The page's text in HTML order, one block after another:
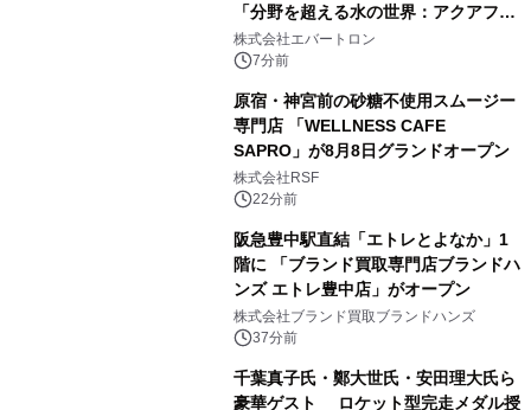
「分野を超える水の世界：アクアフォ
トミクスが切り拓く新しい科学の地
平」を開催
株式会社エバートロン
7分前
原宿・神宮前の砂糖不使用スムージー
専門店 「WELLNESS CAFE
SAPRO」が8月8日グランドオープン
株式会社RSF
22分前
阪急豊中駅直結「エトレとよなか」1
階に 「ブランド買取専門店ブランドハ
ンズ エトレ豊中店」がオープン
株式会社ブランド買取ブランドハンズ
37分前
千葉真子氏・鄭大世氏・安田理大氏ら
豪華ゲスト ロケット型完走メダル授